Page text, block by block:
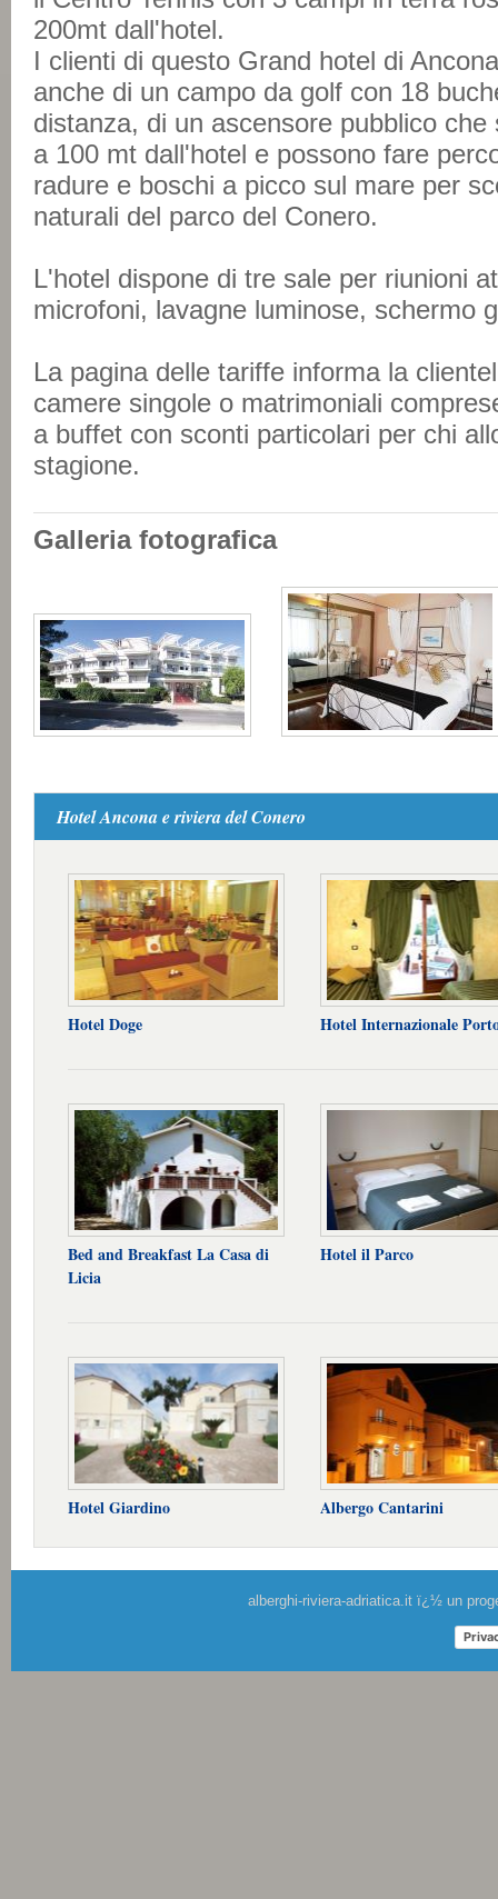
200mt dall'hotel.
I clienti di questo Grand hotel di
anche di un campo da golf con 18
distanza, di un ascensore pubblico
a 100 mt dall'hotel e possono fare
radure e boschi a picco sul mare per
naturali del parco del Conero.
L'hotel dispone di tre sale per riunioni
microfoni, lavagne luminose, schermo
La pagina delle tariffe informa la
camere singole o matrimoniali
a buffet con sconti particolari per chi
stagione.
Galleria fotografica
Hotel Ancona e riviera del Conero
Hotel Doge Hotel Internazionale
Bed and Breakfast La Casa di
Licia
Hotel il Parco
Hotel Giardino Albergo Cantarini
alberghi-riviera-adriatica.it ï¿½ un